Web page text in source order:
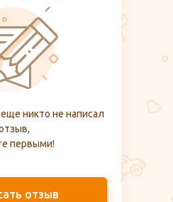
никто не написал
первыми!
отзыв